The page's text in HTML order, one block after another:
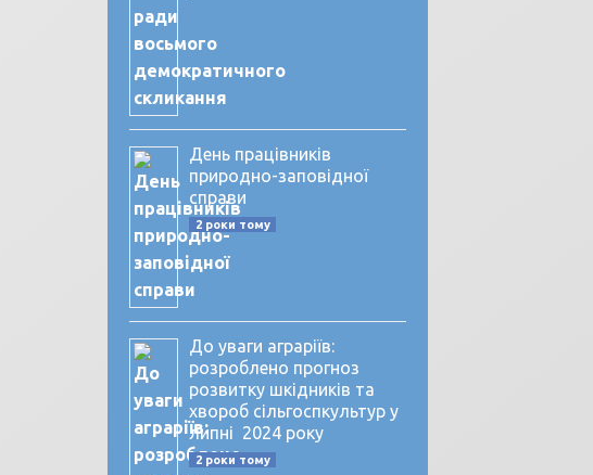
День працівників
природно-заповідної
справи
2 роки тому
До уваги аграріїв:
розроблено прогноз
розвитку шкідників та
хвороб сільгоспкультур у
липні 2024 року
2 роки тому